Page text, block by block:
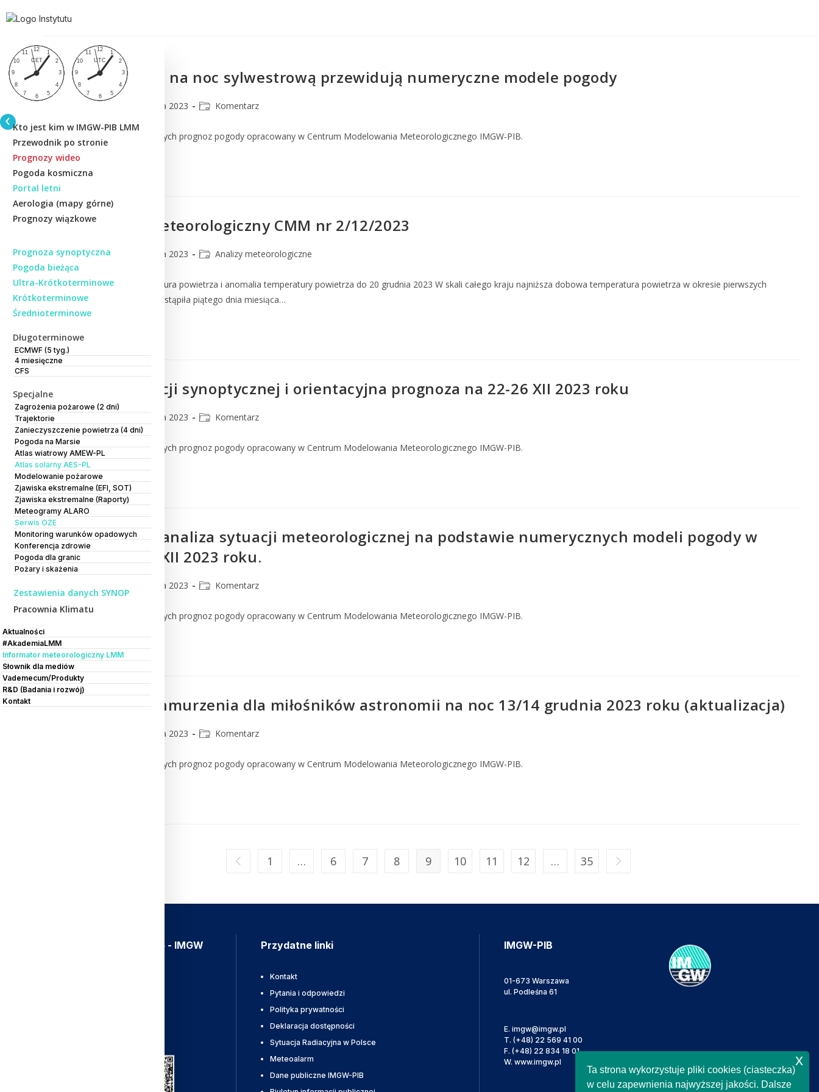
Kto jest kim w IMGW-PIB LMM
Przewodnik po stronie
Prognozy wideo
Pogoda kosmiczna
Portal letni
Aerologia (mapy górne)
Prognozy wiązkowe
Prognoza synoptyczna
Pogoda bieżąca
Ultra-Krótkoterminowe
Krótkoterminowe
Średnioterminowe
Długoterminowe
ECMWF (5 tyg.)
4 miesięczne
CFS
Specjalne
Zagrożenia pożarowe (2 dni)
Trajektorie
Zanieczyszczenie powietrza (4 dni)
Pogoda na Marsie
Atlas wiatrowy AMEW-PL
Atlas solarny AES-PL
Modelowanie pożarowe
Zjawiska ekstremalne (EFI, SOT)
Zjawiska ekstremalne (Raporty)
Meteogramy ALARO
Serwis OZE
Monitoring warunków opadowych
Konferencja zdrowie
Pogoda dla granic
Pożary i skażenia
Zestawienia danych SYNOP
Pracownia Klimatu
Aktualności
#AkademiaLMM
Informator meteorologiczny LMM
Słownik dla mediów
Vademecum/Produkty
R&D (Badania i rozwój)
Kontakt
Jaką prognozę na noc sylwestrową przewidują numeryczne modele pogody
29 grudnia 2023 Komentarz
Komentarz do numerycznych prognoz pogody opracowany w Centrum Modelowania Meteorologicznego IMGW-PIB.
Informator meteorologiczny CMM nr 2/12/2023
CMM 22 grudnia 2023 Analizy meteorologiczne
Średnia dobowa temperatura powietrza i anomalia temperatury powietrza do 20 grudnia 2023 W skali całego kraju najniższa dobowa temperatura powietrza w okresie pierwszych
dwudziestu dni grudnia wystąpiła piątego dnia miesiąca…
Analiza sytuacji synoptycznej i orientacyjna prognoza na 22-26 XII 2023 roku
22 grudnia 2023 Komentarz
Komentarz do numerycznych prognoz pogody opracowany w Centrum Modelowania Meteorologicznego IMGW-PIB.
Czytaj Dalej
Orientacyjna analiza sytuacji meteorologicznej na podstawie numerycznych modeli pogody w
dniach 22-26 XII 2023 roku.
17 grudnia 2023 Komentarz
Komentarz do numerycznych prognoz pogody opracowany w Centrum Modelowania Meteorologicznego IMGW-PIB.
Czytaj Dalej
Prognoza zachmurzenia dla miłośników astronomii na noc 13/14 grudnia 2023 roku (aktualizacja)
13 grudnia 2023 Komentarz
Komentarz do numerycznych prognoz pogody opracowany w Centrum Modelowania Meteorologicznego IMGW-PIB.
1 … 6 7 8 9 10 11 12 … 35
Aplikacja Meteo - IMGW Przydatne linki
Kontakt
Pytania i odpowiedzi
Polityka prywatności
Deklaracja dostępności
Sytuacja Radiacyjna w Polsce
Meteoalarm
Dane publiczne IMGW-PIB
IMGW-PIB
01-673 Warszawa
ul. Podleśna 61
E. imgw@imgw.pl
T. (+48) 22 569 41 00
F. (+48) 22 834 18 01
W. www.imgw.pl
Ta strona wykorzystuje pliki cookies (ciasteczka)
w celu zapewnienia najwyższej jakości. Dalsze
x